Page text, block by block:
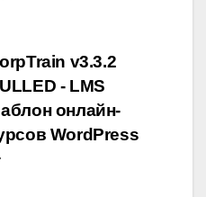
v3.3.2
- LMS
онлайн-
WordPress